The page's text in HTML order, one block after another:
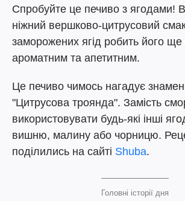
Спробуйте це печиво з ягодами!
ніжний вершково-цитрусовий
заморожених ягід робить його ще
ароматним та апетитним.
Це печиво чимось нагадує
"Цитрусова троянда". Замість
використовувати будь-які інші
вишню, малину або чорницю.
поділились на сайті Shuba.
Головні історії дня